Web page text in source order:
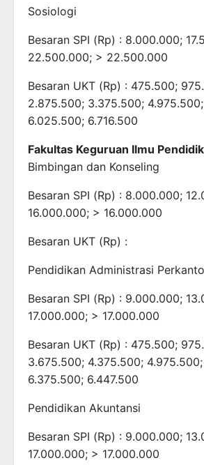
Sosiologi
Besaran SPI (Rp) : 8.000.000;
22.500.000; > 22.500.000
Besaran UKT (Rp) : 475.500;
2.875.500; 3.375.500;
6.025.500; 6.716.500
Fakultas Keguruan Ilmu
Bimbingan dan Konseling
Besaran SPI (Rp) : 8.000.000;
16.000.000; > 16.000.000
Besaran UKT (Rp) :
Pendidikan Administrasi
Besaran SPI (Rp) : 9.000.000;
17.000.000; > 17.000.000
Besaran UKT (Rp) : 475.500;
3.675.500; 4.375.500;
6.375.500; 6.447.500
Pendidikan Akuntansi
Besaran SPI (Rp) : 9.000.000;
17.000.000; > 17.000.000